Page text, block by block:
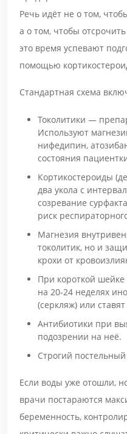
Речь идёт не о том,
а о том, чтобы
это время успевают
помощью
Стандартная схема
Токолитики —
Используют
нифедипин,
состояния
Кортикостероиды
два укола с
созревание
риск
Магнезия
токолитик, но и
крохи от
При короткой
на 20-24 неделях
(серкляж) или
Антибиотики при
подозрении на неё.
Строгий
Если воды уже отошли,
врачи постараются
беременность,